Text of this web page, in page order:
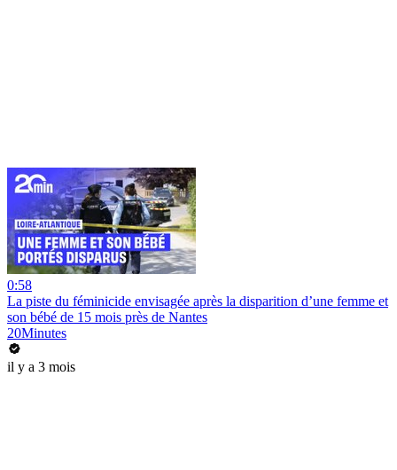
0:58
La piste du féminicide envisagée après la disparition d’une femme et
son bébé de 15 mois près de Nantes
20Minutes
il y a 3 mois